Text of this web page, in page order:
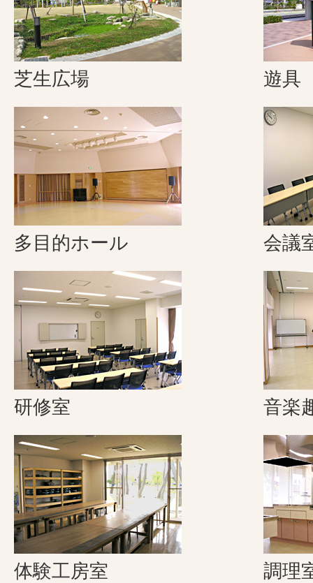
芝生広場 遊具
多目的ホール 会議
研修室 音楽
体験工房室 調理